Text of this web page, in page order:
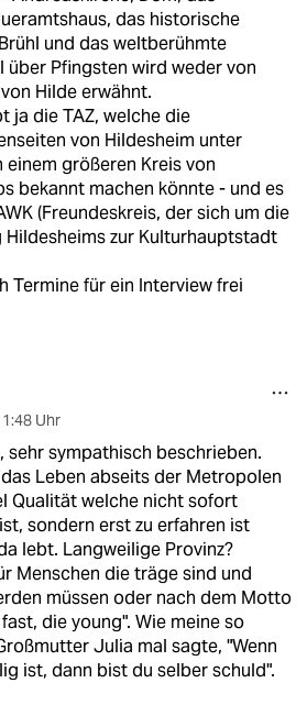
das historische
und das weltberühmte
über Pfingsten wird weder von
Hilde erwähnt.
ja die TAZ, welche die
von Hildesheim unter
einem größeren Kreis von
bekannt machen könnte - und es
(Freundeskreis, der sich um die
Hildesheims zur Kulturhauptstadt
Termine für ein Interview frei
Uhr
sehr sympathisch beschrieben.
Leben abseits der Metropolen
Qualität welche nicht sofort
sondern erst zu erfahren ist
lebt. Langweilige Provinz?
Menschen die träge sind und
müssen oder nach dem Motto
die young". Wie meine so
Julia mal sagte, "Wenn
ist, dann bist du selber schuld".